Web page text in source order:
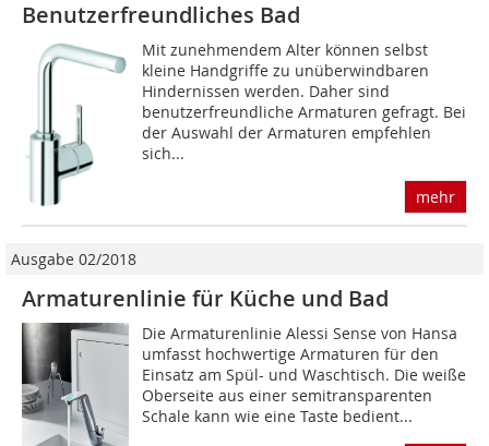
Benutzerfreundliches Bad
Mit zunehmendem Alter können selbst
kleine Handgriffe zu un­überwindbaren
Hindernissen werden. Daher sind
benutzerfreundliche Armaturen gefragt. Bei
der Auswahl der Armaturen empfehlen
sich...
mehr
Ausgabe 02/2018
Armaturenlinie für Küche und Bad
Die Armaturenlinie Alessi Sense von Hansa
umfasst hochwertige Armaturen für den
Einsatz am Spül- und Waschtisch. Die weiße
Oberseite aus einer semitransparenten
Schale kann wie eine Taste bedient...